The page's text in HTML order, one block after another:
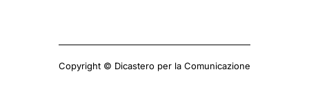
Copyright © Dicastero per la Comunicazione